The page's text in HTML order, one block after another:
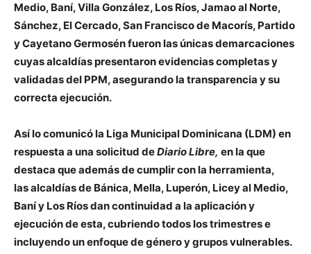
Medio, Baní, Villa González, Los Ríos, Jamao al Norte,
Sánchez, El Cercado, San Francisco de Macorís, Partido
y Cayetano Germosén fueron las únicas demarcaciones
cuyas alcaldías presentaron evidencias completas y
validadas del PPM, asegurando la transparencia y su
correcta ejecución.
Así lo comunicó la Liga Municipal Dominicana (LDM) en
respuesta a una solicitud deDiario Libre, en la que
destaca que además de cumplir con la herramienta,
las alcaldías de Bánica, Mella, Luperón, Licey al Medio,
Baní y Los Ríos dan continuidad a la aplicación y
ejecución de esta, cubriendo todos los trimestres e
incluyendo un enfoque de género y grupos vulnerables.